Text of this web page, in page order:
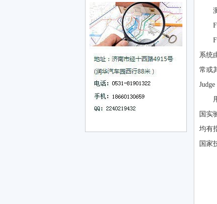
系统
常或
国实
均有
国家